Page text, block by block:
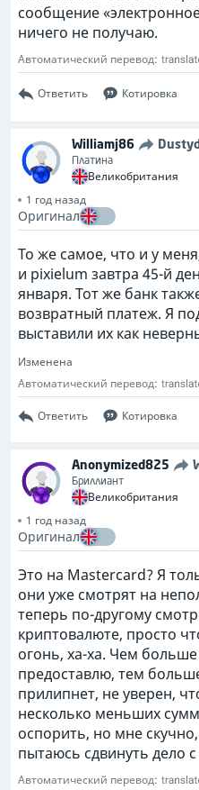
сообщение
ничего не получаю.
Автоматический перевод:
Ответить Котировка
Williamj86
Платина
Великобритания
1 год назад
Оригинал
То же самое, что и у
и pixielum завтра 45-й
января. Тот же банк
возвратный платеж. Я
выставили их как
Изменена
Автоматический перевод:
Ответить Котировка
Anonymized825
Бриллиант
Великобритания
1 год назад
Оригинал
Это на Mastercard? Я
они уже смотрят на
теперь по-другому
криптовалюте, просто
огонь, ха-ха. Чем
предоставлю, тем
прилипнет, не уверен,
несколько меньших
оспорить, но мне
пытаюсь сдвинуть дело
Автоматический перевод: